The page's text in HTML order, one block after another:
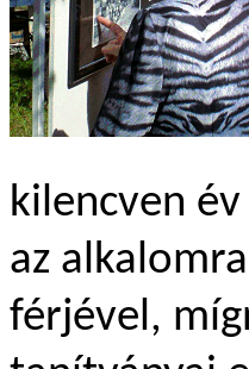
kilencven
az
férjével,